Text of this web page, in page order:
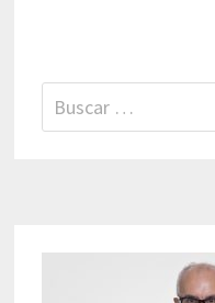
Buscar: